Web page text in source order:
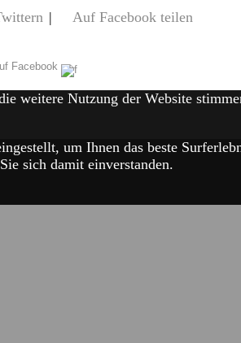
| Auf Facebook teilen
Facebook
weitere Nutzung der Website
um Ihnen das beste
sich damit einverstanden.